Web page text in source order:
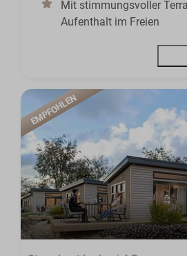
Mit stimmungsvoller
Aufenthalt im Freien
EMPFOHLEN